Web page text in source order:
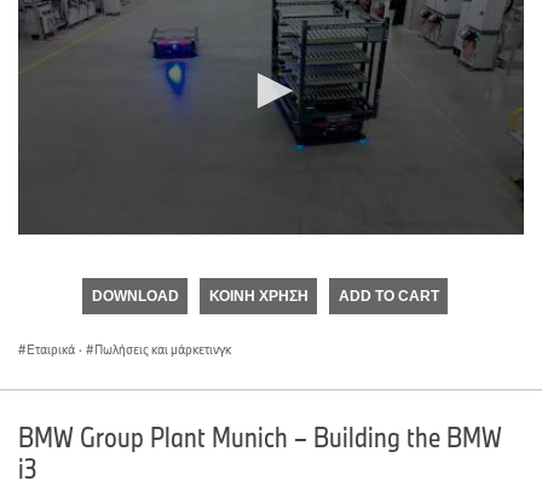
seconds
DOWNLOAD ΚΟΙΝΉ ΧΡΉΣΗ ADD TO CART
Εταιρικά · Πωλήσεις και μάρκετινγκ
BMW Group Plant Munich – Building the BMW
i3